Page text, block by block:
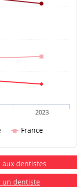
France
2023
aux dentistes
un dentiste